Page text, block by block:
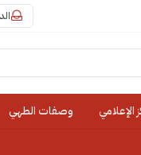
الإعلامي وصفات الطهي